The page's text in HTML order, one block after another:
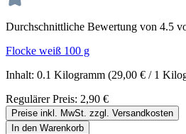
Durchschnittliche Bewertung von 4.5
Flocke weiß 100 g
Inhalt: 0.1 Kilogramm (29,00 € / 1
Regulärer Preis: 2,90 €
Preise inkl. MwSt. zzgl. Versandkosten
In den Warenkorb